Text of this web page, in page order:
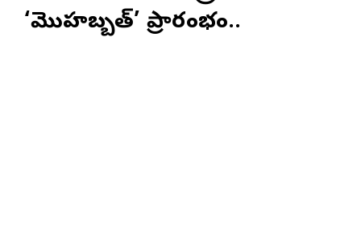
‘మొహబ్బత్’ ప్రారంభం..